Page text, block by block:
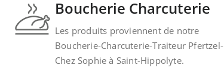
Boucherie Charcuterie
Les produits proviennent de notre
Boucherie-Charcuterie-Traiteur Pfertzel-
Chez Sophie à Saint-Hippolyte.